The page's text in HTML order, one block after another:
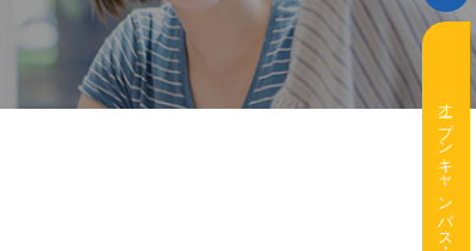
オープンキャンパス・学校説明会